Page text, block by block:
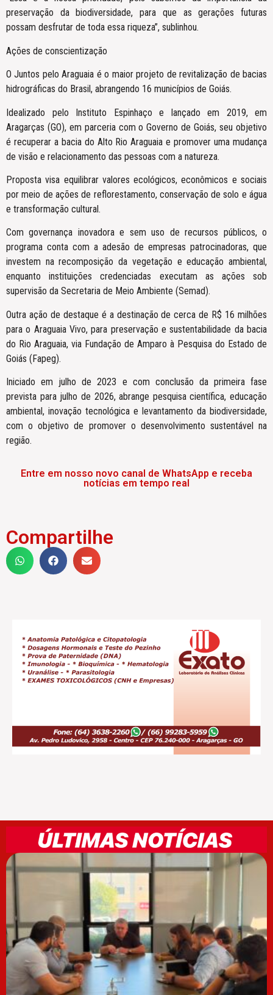
preservação da biodiversidade, para que as gerações futuras
possam desfrutar de toda essa riqueza”, sublinhou.
Ações de conscientização
O Juntos pelo Araguaia é o maior projeto de revitalização de bacias
hidrográficas do Brasil, abrangendo 16 municípios de Goiás.
Idealizado pelo Instituto Espinhaço e lançado em 2019, em
Aragarças (GO), em parceria com o Governo de Goiás, seu objetivo
é recuperar a bacia do Alto Rio Araguaia e promover uma mudança
de visão e relacionamento das pessoas com a natureza.
Proposta visa equilibrar valores ecológicos, econômicos e sociais
por meio de ações de reflorestamento, conservação de solo e água
e transformação cultural.
Com governança inovadora e sem uso de recursos públicos, o
programa conta com a adesão de empresas patrocinadoras, que
investem na recomposição da vegetação e educação ambiental,
enquanto instituições credenciadas executam as ações sob
supervisão da Secretaria de Meio Ambiente (Semad).
Outra ação de destaque é a destinação de cerca de R$ 16 milhões
para o Araguaia Vivo, para preservação e sustentabilidade da bacia
do Rio Araguaia, via Fundação de Amparo à Pesquisa do Estado de
Goiás (Fapeg).
Iniciado em julho de 2023 e com conclusão da primeira fase
prevista para julho de 2026, abrange pesquisa científica, educação
ambiental, inovação tecnológica e levantamento da biodiversidade,
com o objetivo de promover o desenvolvimento sustentável na
região.
Entre em nosso novo canal de WhatsApp e receba
notícias em tempo real
Compartilhe